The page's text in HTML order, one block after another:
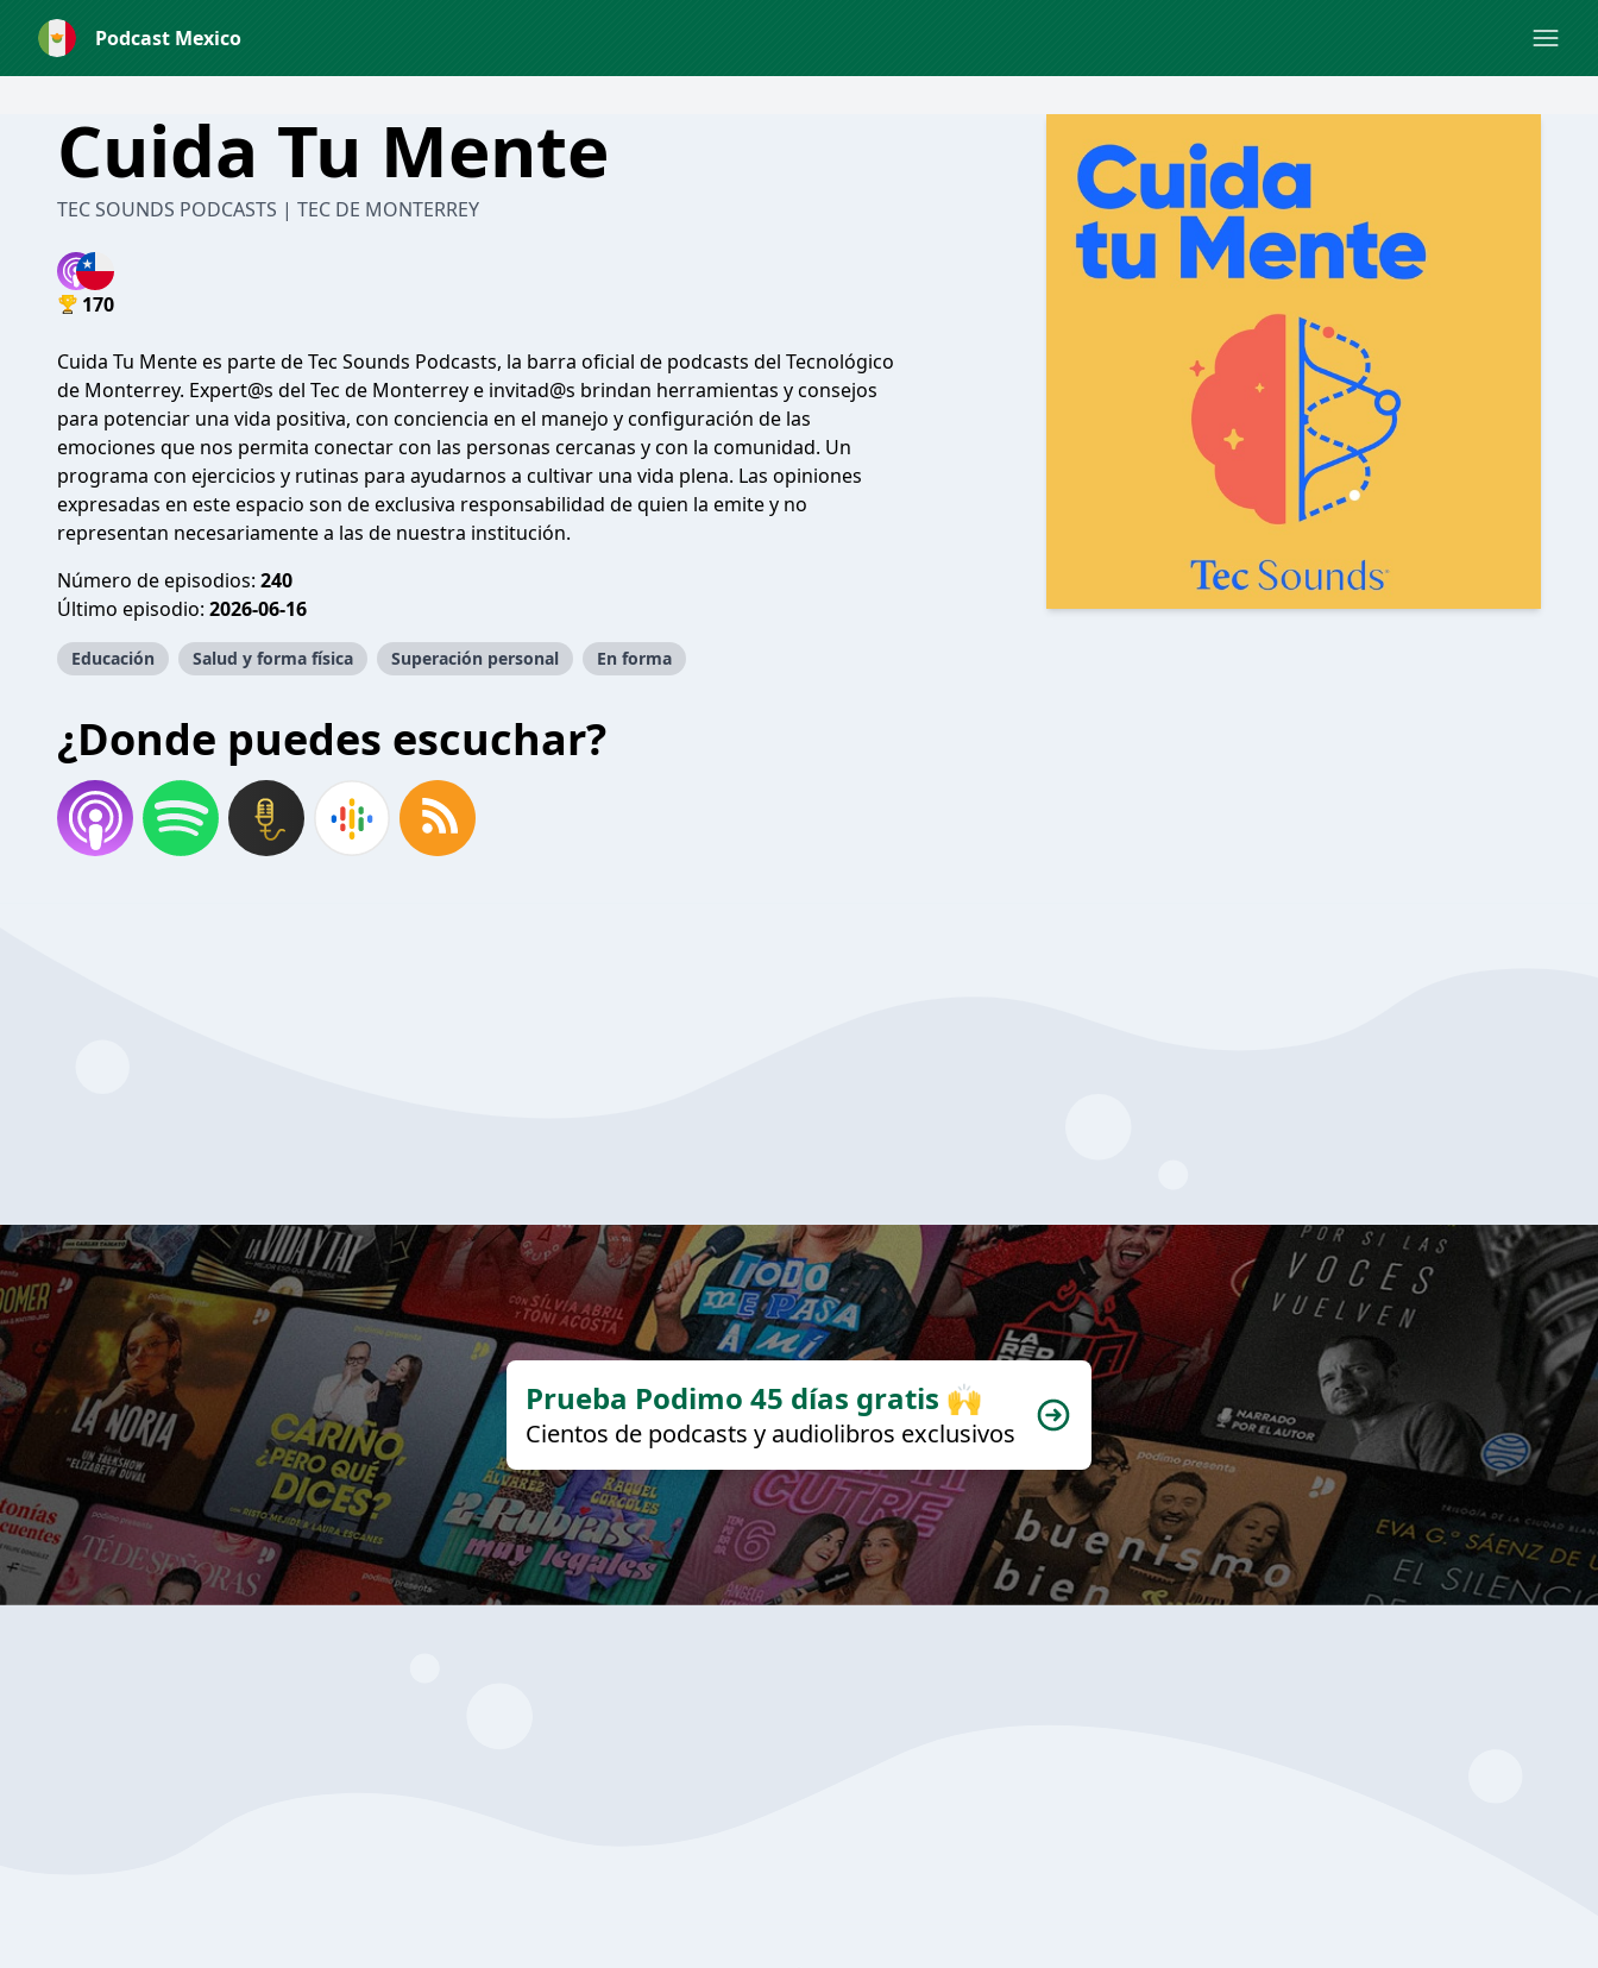
Podcast Mexico
Cuida Tu Mente
TEC SOUNDS PODCASTS | TEC DE MONTERREY
170
Cuida Tu Mente es parte de Tec Sounds Podcasts, la barra oficial de podcasts del Tecnológico
de Monterrey. Expert@s del Tec de Monterrey e invitad@s brindan herramientas y consejos
para potenciar una vida positiva, con conciencia en el manejo y configuración de las
emociones que nos permita conectar con las personas cercanas y con la comunidad. Un
programa con ejercicios y rutinas para ayudarnos a cultivar una vida plena. Las opiniones
expresadas en este espacio son de exclusiva responsabilidad de quien la emite y no
representan necesariamente a las de nuestra institución.
Número de episodios: 240
Último episodio: 2026-06-16
Educación Salud y forma física Superación personal En forma
¿Donde puedes escuchar?
Prueba Podimo 45 días gratis 🙌
Cientos de podcasts y audiolibros exclusivos